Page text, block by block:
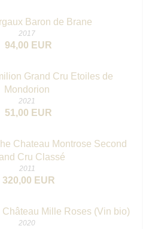
Baron de Brane
2017
94,00 EUR
Grand Cru Etoiles de
Mondorion
2021
51,00 EUR
Chateau Montrose Second
Cru Classé
2011
320,00 EUR
Mille Roses (Vin bio)
2020